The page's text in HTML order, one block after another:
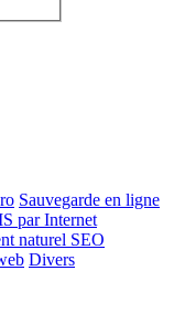
Sauvegarde en ligne
par Internet
naturel SEO
Divers